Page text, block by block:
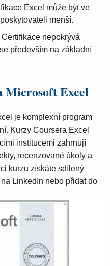
Excel může být ve
menší.
Certifikace nepokrývá
především na základní
Microsoft Excel
je komplexní program
Kurzy Coursera Excel
institucemi zahrnují
recenzované úkoly a
kurzu získáte sdílený
LinkedIn nebo přidat do